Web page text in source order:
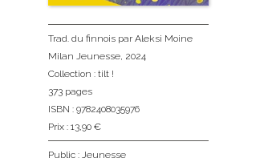
Trad. du finnois par Aleksi Moine
Milan Jeunesse, 2024
Collection : tilt !
373 pages
ISBN : 9782408035976
Prix : 13,90 €
Public : Jeunesse